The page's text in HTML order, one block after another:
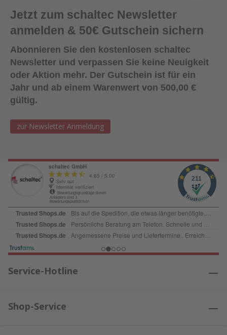
Jetzt zum schaltec Newsletter
anmelden & 50€ Gutschein sichern
Abonnieren Sie den kostenlosen schaltec
Newsletter und verpassen Sie keine Neuigkeit
oder Aktion mehr. Der Gutschein ist für ein
Jahr und ab einem Warenwert von 500,00 €
gültig.
zur Newsletter Anmeldung
Service-Hotline
Shop-Service